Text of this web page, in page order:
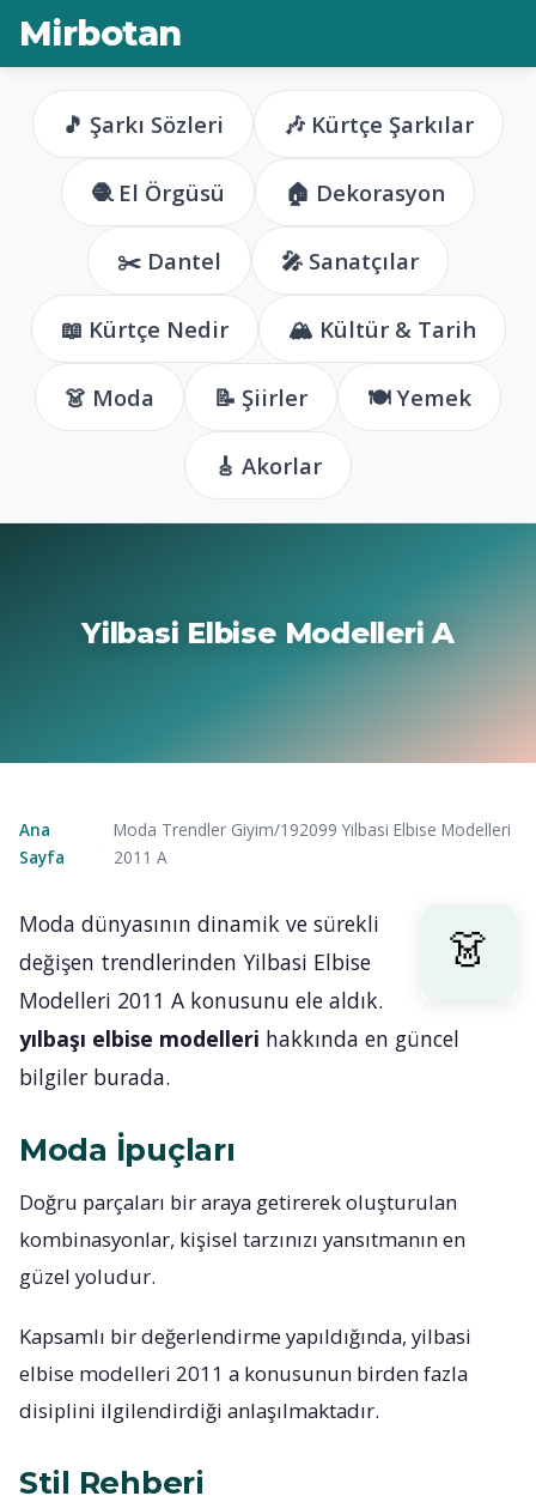
Mirbotan
🎵 Şarkı Sözleri 🎶 Kürtçe Şarkılar
🧶 El Örgüsü 🏠 Dekorasyon
✂️ Dantel 🎤 Sanatçılar
📖 Kürtçe Nedir 🏔️ Kültür & Tarih
👗 Moda 📝 Şiirler 🍽️ Yemek
🎸 Akorlar
Yilbasi Elbise Modelleri A
Ana
Sayfa
Moda Trendler Giyim/192099 Yilbasi Elbise Modelleri
2011 A
Moda dünyasının dinamik ve sürekli
değişen trendlerinden Yilbasi Elbise
Modelleri 2011 A konusunu ele aldık.
yılbaşı elbise modelleri hakkında en güncel
bilgiler burada.
Moda İpuçları
Doğru parçaları bir araya getirerek oluşturulan
kombinasyonlar, kişisel tarzınızı yansıtmanın en
güzel yoludur.
Kapsamlı bir değerlendirme yapıldığında, yilbasi
elbise modelleri 2011 a konusunun birden fazla
disiplini ilgilendirdiği anlaşılmaktadır.
Stil Rehberi